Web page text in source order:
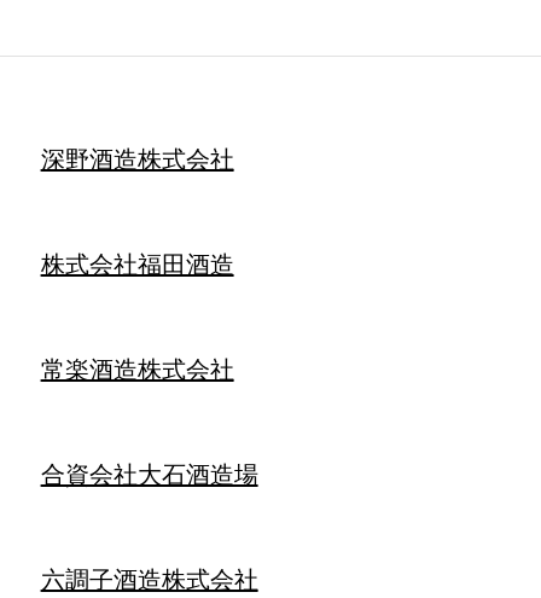
深野酒造株式会社
株式会社福田酒造
常楽酒造株式会社
合資会社大石酒造場
六調子酒造株式会社